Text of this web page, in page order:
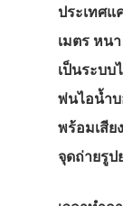
ประเทศแ
เมตร หน
เป็นระบ
พ่นไอน้ำบ
พร้อมเสีย
จุดถ่ายรูป